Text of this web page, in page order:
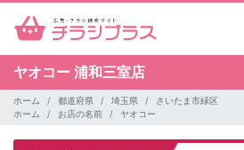
ヤオコー 浦和三室店
ホーム 都道府県 埼玉県
さいたま市緑区
ホーム
お店の名前 ヤオコー